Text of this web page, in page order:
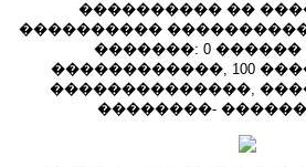
���������� ��
����������
�������: 0 ������
������������, 100
��������������,
��������-